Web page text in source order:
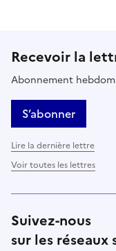
Recevoir la
Abonnement
S’abonner
Lire la dernière lettre
Voir toutes les lettres
Suivez-nous
sur les réseaux